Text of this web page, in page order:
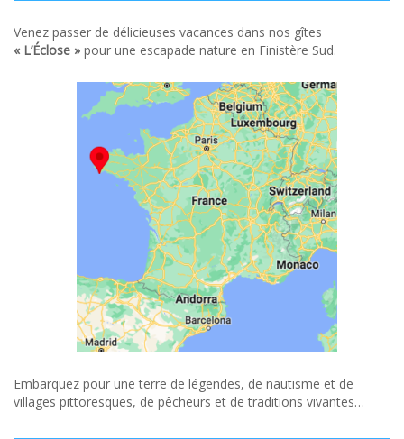
Venez passer de délicieuses vacances dans nos gîtes
« L’Éclose » pour une escapade nature en Finistère Sud.
Embarquez pour une terre de légendes, de nautisme et de
villages pittoresques, de pêcheurs et de traditions vivantes…